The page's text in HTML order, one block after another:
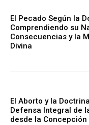
El Pecado Según la
Comprendiendo su
Consecuencias y la
Divina
El Aborto y la
Defensa Integral de
desde la Concepción